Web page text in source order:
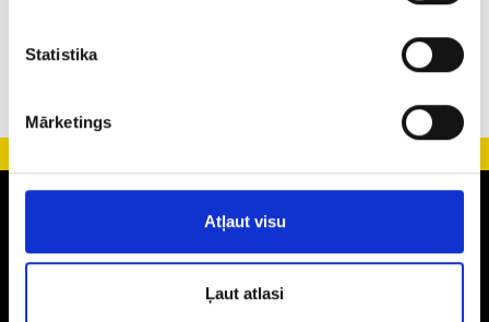
Statistika
Mārketings
Atļaut visu
Ļaut atlasi
Auskari